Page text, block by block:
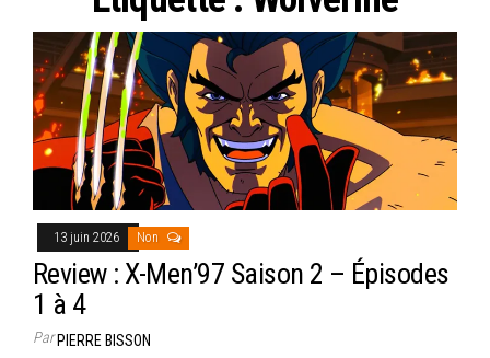
13 juin 2026 Non
Review : X-Men’97 Saison 2 – Épisodes
1 à 4
ParPIERRE BISSON